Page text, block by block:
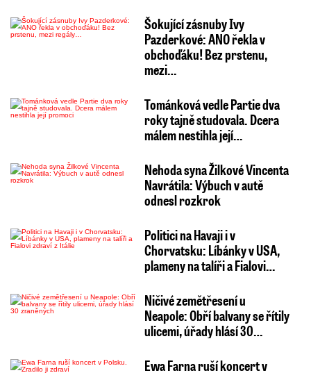
Šokující zásnuby Ivy
Pazderkové: ANO řekla v
obchoďáku! Bez prstenu,
mezi…
Tománková vedle Partie dva
roky tajně studovala. Dcera
málem nestihla její…
Nehoda syna Žilkové Vincenta
Navrátila: Výbuch v autě
odnesl rozkrok
Politici na Havaji i v
Chorvatsku: Líbánky v USA,
plameny na talíři a Fialovi…
Ničivé zemětřesení u
Neapole: Obří balvany se řítily
ulicemi, úřady hlásí 30…
Ewa Farna ruší koncert v